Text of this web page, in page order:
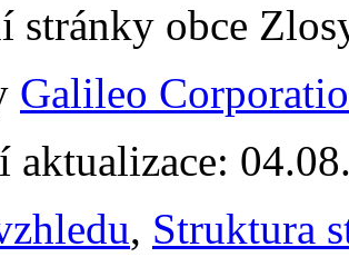
stránky obce
Galileo
aktualizace:
, Struktura